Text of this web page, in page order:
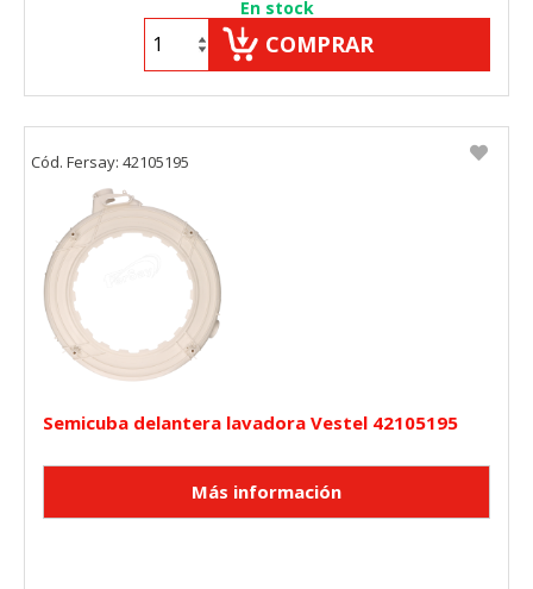
En stock
COMPRAR
Semicuba delantera lavadora Vestel 42105195
Cód. Fersay: 42105195